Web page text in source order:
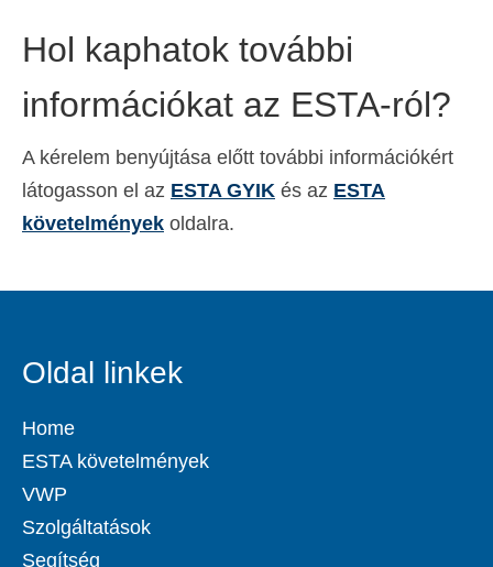
Hol kaphatok további
információkat az ESTA-ról?
A kérelem benyújtása előtt további információkért
látogasson el az ESTA GYIK és az ESTA
követelmények oldalra.
Oldal linkek
Home
ESTA követelmények
VWP
Szolgáltatások
Segítség